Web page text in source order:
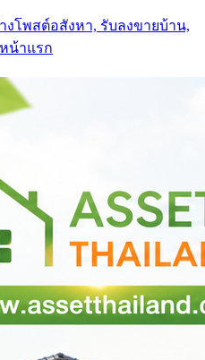
งโพสต์อสังหา, รับลงขายบ้าน,
น้าแรก